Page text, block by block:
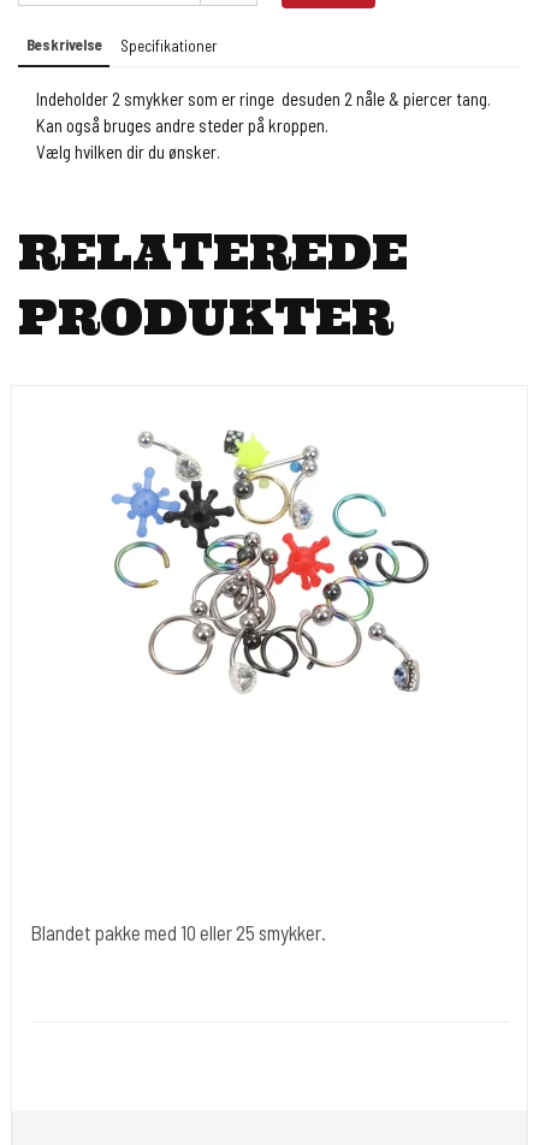
Beskrivelse Specifikationer
Indeholder 2 smykker som er ringe desuden 2 nåle & piercer tang.
Kan også bruges andre steder på kroppen.
Vælg hvilken dir du ønsker.
RELATEREDE
PRODUKTER
Blandet pakke med 10 eller 25 smykker.